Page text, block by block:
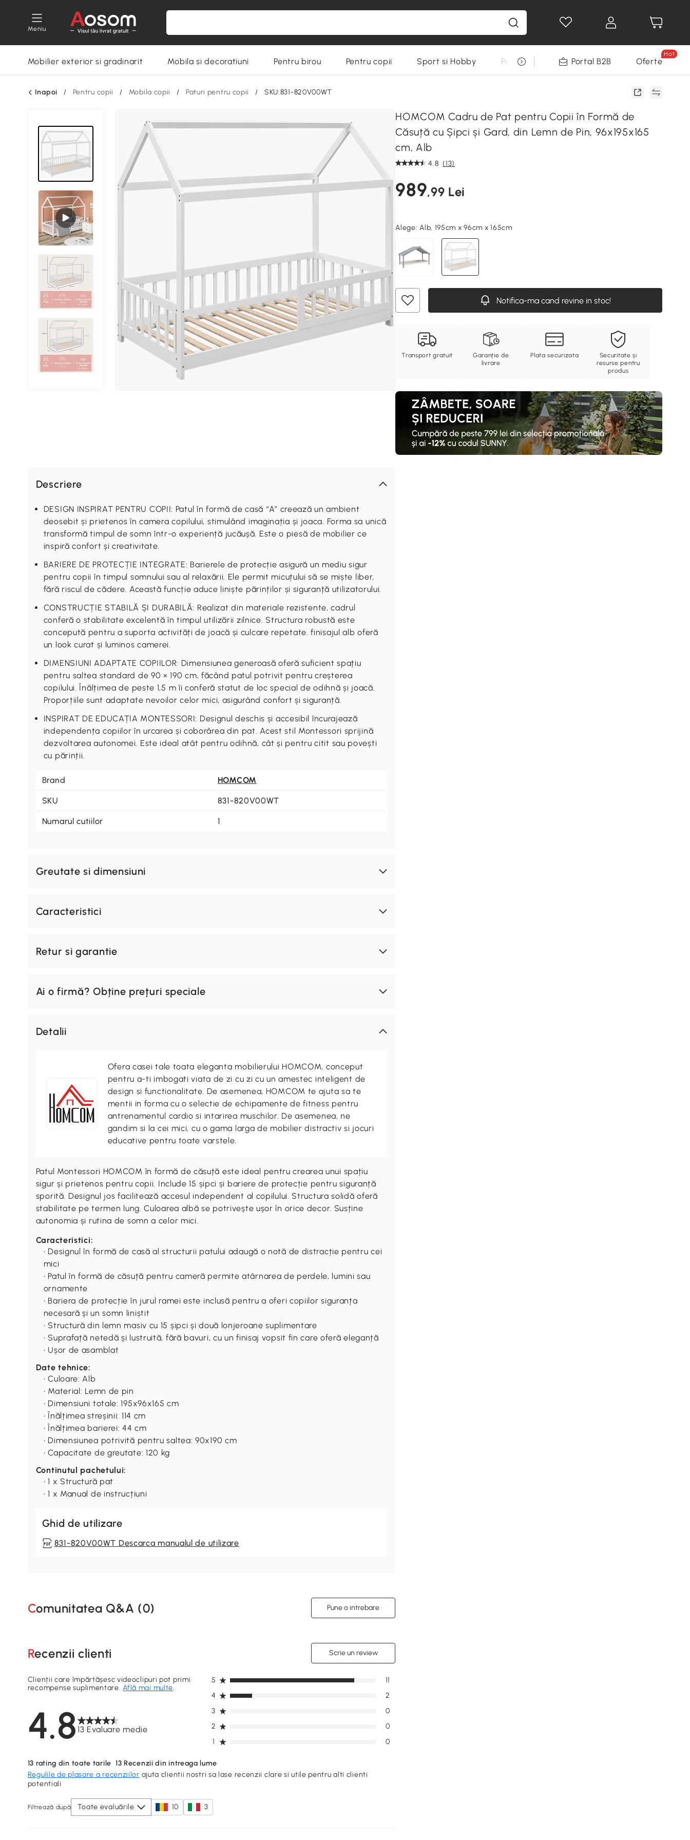
Meniu
Mobilier exterior si gradinarit Mobila si decoratiuni Pentru birou Pentru copii Sport si Hobby Pentru animale Decoratiuni Sarbatori
Portal B2B Oferte
Hot
Inapoi / Pentru copii / Mobila copii / Paturi pentru copii / SKU:831-820V00WT
HOMCOM Cadru de Pat pentru Copii în Formă de
Căsuță cu Șipci și Gard, din Lemn de Pin, 96x195x165
cm, Alb
4.8 (13)
989,99 Lei
Alege:Alb, 195cm x 96cm x 165cm
Notifica-ma cand revine in stoc!
Transport gratuit
Garanție de
livrare
Plata securizata
Securitate și
resurse pentru
produs
Descriere
DESIGN INSPIRAT PENTRU COPII: Patul în formă de casă “A” creează un ambient
deosebit și prietenos în camera copilului, stimulând imaginația și joaca. Forma sa unică
transformă timpul de somn într-o experiență jucăușă. Este o piesă de mobilier ce
inspiră confort și creativitate.
BARIERE DE PROTECȚIE INTEGRATE: Barierele de protecție asigură un mediu sigur
pentru copii în timpul somnului sau al relaxării. Ele permit micuțului să se miște liber,
fără riscul de cădere. Această funcție aduce liniște părinților și siguranță utilizatorului.
CONSTRUCȚIE STABILĂ ȘI DURABILĂ: Realizat din materiale rezistente, cadrul
conferă o stabilitate excelentă în timpul utilizării zilnice. Structura robustă este
concepută pentru a suporta activități de joacă și culcare repetate. finisajul alb oferă
un look curat și luminos camerei.
DIMENSIUNI ADAPTATE COPIILOR: Dimensiunea generoasă oferă suficient spațiu
pentru saltea standard de 90 × 190 cm, făcând patul potrivit pentru creșterea
copilului. Înălțimea de peste 1,5 m îi conferă statut de loc special de odihnă și joacă.
Proporțiile sunt adaptate nevoilor celor mici, asigurând confort și siguranță.
INSPIRAT DE EDUCAȚIA MONTESSORI: Designul deschis și accesibil încurajează
independența copiilor în urcarea și coborârea din pat. Acest stil Montessori sprijină
dezvoltarea autonomei. Este ideal atât pentru odihnă, cât și pentru citit sau povești
cu părinții.
Brand HOMCOM
SKU 831-820V00WT
Numarul cutiilor 1
Greutate si dimensiuni
Caracteristici
Retur si garantie
Ai o firmă? Obține prețuri speciale
Detalii
Ofera casei tale toata eleganta mobilierului HOMCOM, conceput
pentru a-ti imbogati viata de zi cu zi cu un amestec inteligent de
design si functionalitate. De asemenea, HOMCOM te ajuta sa te
mentii in forma cu o selectie de echipamente de fitness pentru
antrenamentul cardio si intarirea muschilor. De asemenea, ne
gandim si la cei mici, cu o gama larga de mobilier distractiv si jocuri
educative pentru toate varstele.
Patul Montessori HOMCOM în formă de căsuță este ideal pentru crearea unui spațiu
sigur și prietenos pentru copii. Include 15 șipci și bariere de protecție pentru siguranță
sporită. Designul jos facilitează accesul independent al copilului. Structura solidă oferă
stabilitate pe termen lung. Culoarea albă se potrivește ușor în orice decor. Susține
autonomia și rutina de somn a celor mici.
Caracteristici:
• Designul în formă de casă al structurii patului adaugă o notă de distracție pentru cei
mici
• Patul în formă de căsuță pentru cameră permite atârnarea de perdele, lumini sau
ornamente
• Bariera de protecție în jurul ramei este inclusă pentru a oferi copiilor siguranța
necesară și un somn liniștit
• Structură din lemn masiv cu 15 șipci și două lonjeroane suplimentare
• Suprafață netedă și lustruită, fără bavuri, cu un finisaj vopsit fin care oferă eleganță
• Ușor de asamblat
Date tehnice:
• Culoare: Alb
• Material: Lemn de pin
• Dimensiuni totale: 195x96x165 cm
• Înălțimea streșinii: 114 cm
• Înălțimea barierei: 44 cm
• Dimensiunea potrivită pentru saltea: 90x190 cm
• Capacitate de greutate: 120 kg
Continutul pachetului:
• 1 x Structură pat
• 1 x Manual de instrucțiuni
Ghid de utilizare
831-820V00WT Descarca manualul de utilizare
Comunitatea Q&A (0) Pune o intrebare
Recenzii clienti Scrie un review
4.8 13 Evaluare medie
Clienții care împărtășesc videoclipuri pot primi
recompense suplimentare.Află mai multe.
1 0
2 0
3 0
4 2
5 11
13 rating din toate tarile 13 Recenzii din intreaga lume
Regulile de plasare a recenziilor ajuta clientii nostri sa lase recenzii clare si utile pentru alti clienti
potentiali
Filtrează după Toate evaluările 10 3